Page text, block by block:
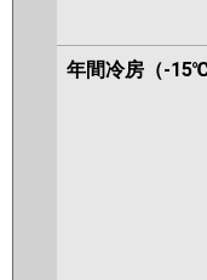
年間冷房（-15℃